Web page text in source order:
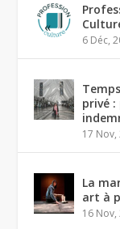
6 Déc,
privé
17 Nov,
La
art à
16 Nov,